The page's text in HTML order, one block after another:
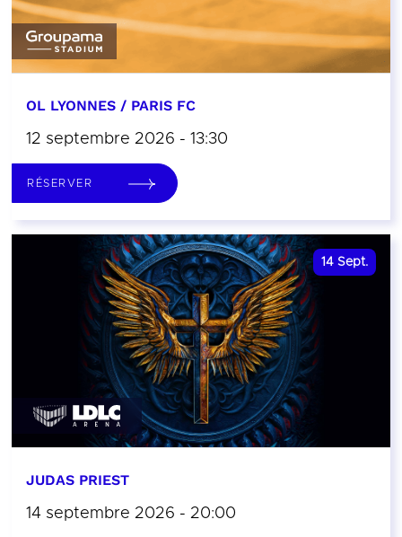
OL LYONNES / PARIS FC
12 septembre 2026 - 13:30
RÉSERVER
14 Sept.
JUDAS PRIEST
14 septembre 2026 - 20:00